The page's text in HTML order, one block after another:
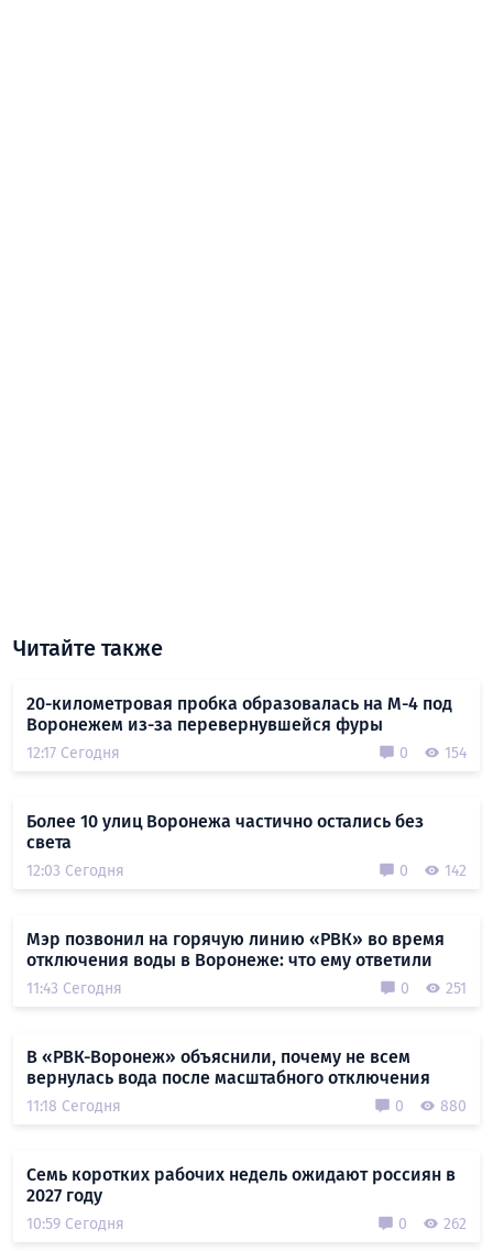
Читайте также
20-километровая пробка образовалась на М-4 под
Воронежем из-за перевернувшейся фуры
12:17 Сегодня 0 154
Более 10 улиц Воронежа частично остались без
света
12:03 Сегодня 0 142
Мэр позвонил на горячую линию «РВК» во время
отключения воды в Воронеже: что ему ответили
11:43 Сегодня 0 251
В «РВК-Воронеж» объяснили, почему не всем
вернулась вода после масштабного отключения
11:18 Сегодня 0 880
Семь коротких рабочих недель ожидают россиян в
2027 году
10:59 Сегодня 0 262